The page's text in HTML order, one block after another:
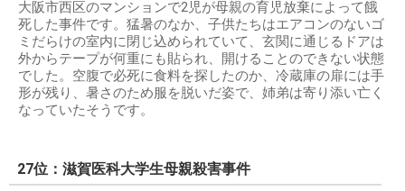
大阪市西区のマンションで2児が母親の育児放棄によって餓
死した事件です。猛暑のなか、子供たちはエアコンのないゴ
ミだらけの室内に閉じ込められていて、玄関に通じるドアは
外からテープが何重にも貼られ、開けることのできない状態
でした。空腹で必死に食料を探したのか、冷蔵庫の扉には手
形が残り、暑さのため服を脱いだ姿で、姉弟は寄り添い亡く
なっていたそうです。
27位：滋賀医科大学生母親殺害事件